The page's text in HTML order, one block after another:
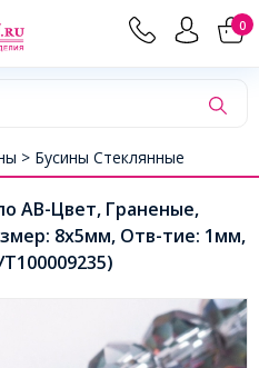
0
> Бусины Стеклянные
АВ-Цвет, Граненые,
8х5мм, Отв-тие: 1мм,